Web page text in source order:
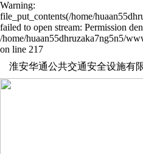
Warning:
file_put_contents(/home/
failed to open stream: Permission
/home/huaan55dhruzaka7ng5n5/
on line 217
淮安华通公共交通安全设施有